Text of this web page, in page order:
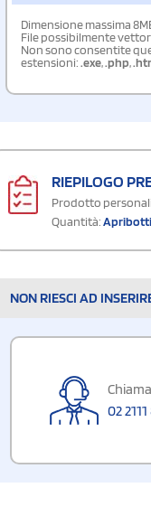
Dimensione massima
File possibilmente
Non sono consentite
estensioni:.exe,.php,
RIEPILOGO
Prodotto
Quantità:
NON RIESCI AD
02